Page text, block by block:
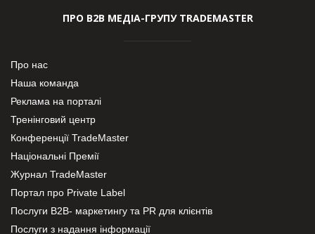
ПРО В2В МЕДІА-ГРУПУ TRADEMASTER
Про нас
Наша команда
Реклама на порталі
Тренінговий центр
Конференції TradeMaster
Національні Премії
Журнал TradeMaster
Портал про Private Label
Послуги В2В- маркетингу та PR для клієнтів
Послуги з надання інформації